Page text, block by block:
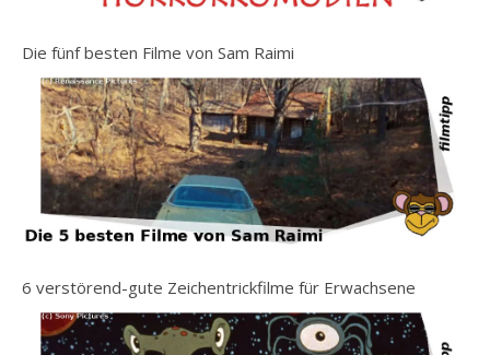
Die fünf besten Filme von Sam Raimi
6 verstörend-gute Zeichentrickfilme für Erwachsene